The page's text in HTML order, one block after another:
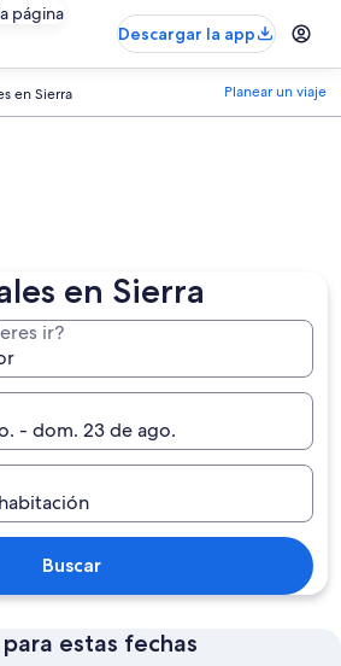
página
Descargar la app
en Sierra Planear un viaje
en Sierra
ir?
- dom. 23 de ago.
Buscar
estas fechas